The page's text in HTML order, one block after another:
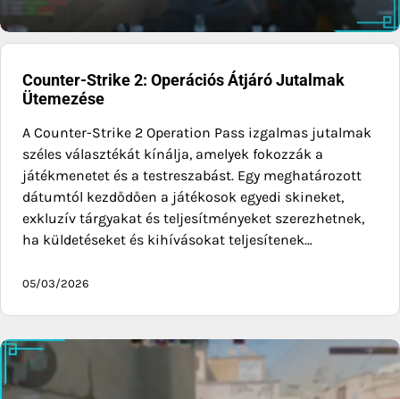
Counter-Strike 2: Operációs Átjáró Jutalmak
Ütemezése
A Counter-Strike 2 Operation Pass izgalmas jutalmak
széles választékát kínálja, amelyek fokozzák a
játékmenetet és a testreszabást. Egy meghatározott
dátumtól kezdődően a játékosok egyedi skineket,
exkluzív tárgyakat és teljesítményeket szerezhetnek,
ha küldetéseket és kihívásokat teljesítenek…
05/03/2026